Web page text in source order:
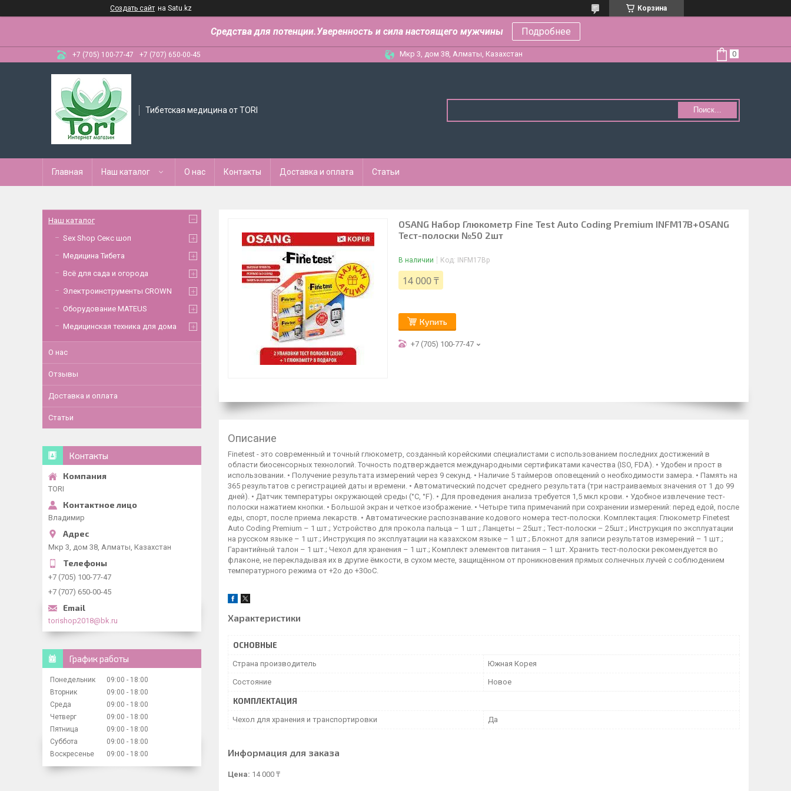
Создать сайт на Satu.kz Корзина
Средства для потенции.Уверенность и сила настоящего мужчины Подробнее
+7 (705) 100-77-47 +7 (707) 650-00-45 Мкр 3, дом 38, Алматы, Казахстан
Тибетская медицина от TORI Поиск...
Главная Наш каталог О нас Контакты Доставка и оплата Статьи
OSANG Набор Глюкометр Fine Test Auto Coding Premium INFM17B+OSANG
Тест-полоски №50 2шт
В наличии Код: INFM17Bp
14 000 ₸
Купить
+7 (705) 100-77-47
Описание
Finetest - это современный и точный глюкометр, созданный корейскими специалистами с использованием последних достижений в
области биосенсорных технологий. Точность подтверждается международными сертификатами качества (ISO, FDA). • Удобен и прост в
использовании. • Получение результата измерений через 9 секунд. • Наличие 5 таймеров оповещений о необходимости замера. • Память на
365 результатов с регистрацией даты и времени. • Автоматический подсчет среднего результата (три настраиваемых значения от 1 до 99
дней). • Датчик температуры окружающей среды (°С, °F). • Для проведения анализа требуется 1,5 мкл крови. • Удобное извлечение тест-
полоски нажатием кнопки. • Большой экран и четкое изображение. • Четыре типа примечаний при сохранении измерений: перед едой, после
еды, спорт, после приема лекарств. • Автоматические распознавание кодового номера тест-полоски. Комплектация: Глюкометр Finetest
Auto Coding Premium – 1 шт.; Устройство для прокола пальца – 1 шт.; Ланцеты – 25шт.; Тест-полоски – 25шт.; Инструкция по эксплуатации
на русском языке – 1 шт.; Инструкция по эксплуатации на казахском языке – 1 шт.; Блокнот для записи результатов измерений – 1 шт.;
Гарантийный талон – 1 шт.; Чехол для хранения – 1 шт.; Комплект элементов питания – 1 шт. Хранить тест-полоски рекомендуется во
флаконе, не перекладывая их в другие ёмкости, в сухом месте, защищённом от проникновения прямых солнечных лучей с соблюдением
температурного режима от +2о до +30оС.
Характеристики
ОСНОВНЫЕ
Страна производитель Южная Корея
Состояние Новое
КОМПЛЕКТАЦИЯ
Чехол для хранения и транспортировки Да
Информация для заказа
Цена: 14 000 ₸
Наш каталог
Sex Shop Секс шоп
Медицина Тибета
Всё для сада и огорода
Электроинструменты CROWN
Оборудование MATEUS
Медицинская техника для дома
О нас
Отзывы
Доставка и оплата
Статьи
Контакты
TORI
Владимир
Мкр 3, дом 38, Алматы, Казахстан
+7 (705) 100-77-47
+7 (707) 650-00-45
torishop2018@bk.ru
График работы
Понедельник 09:00
18:00
Вторник
09:00
18:00
Среда
09:00
18:00
Четверг
09:00
18:00
Пятница
09:00
18:00
Суббота
09:00
18:00
Воскресенье
09:00 18:00